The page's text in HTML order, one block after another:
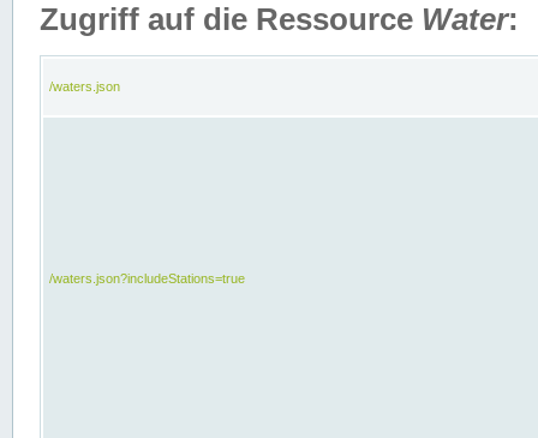
Zugriff auf die Ressource Water:
/waters.json
/waters.json?includeStations=true